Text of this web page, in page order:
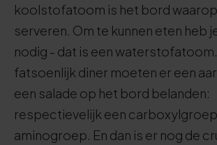
koolstofatoom is het bord
serveren. Om te kunnen eten heb
nodig - dat is een
fatsoenlijk diner moeten er een
een salade op het bord belanden:
respectievelijk een
aminogroep. En dan is er nog de